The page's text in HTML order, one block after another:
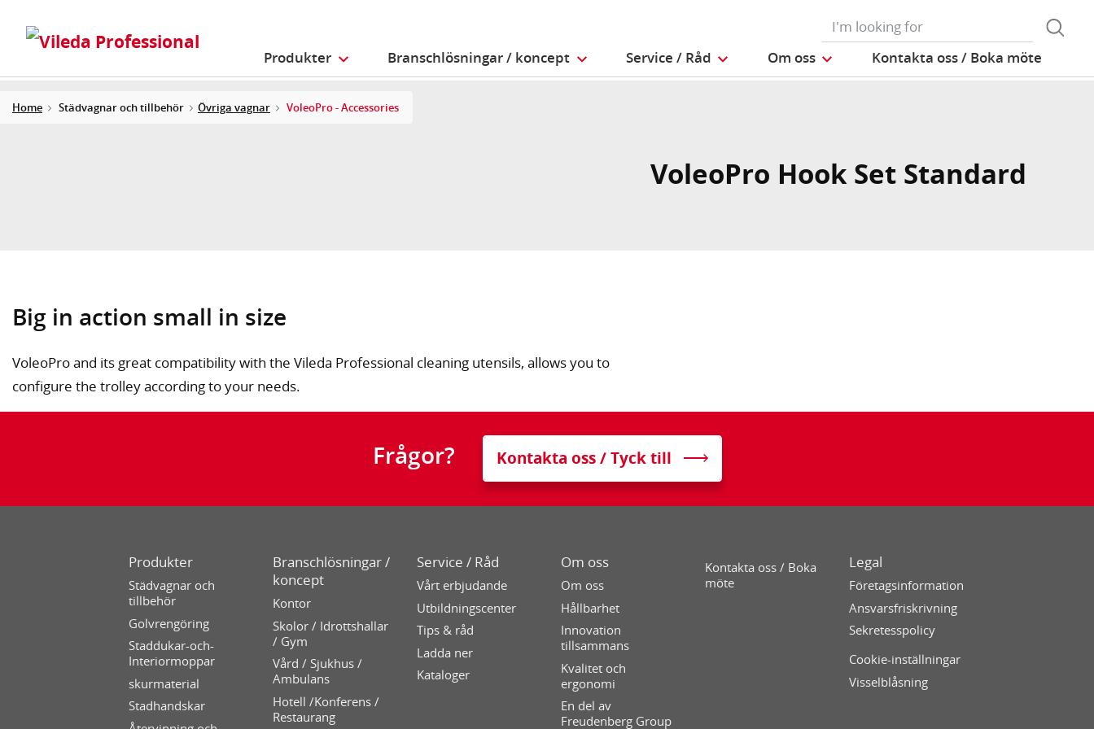
Produkter Branschlösningar / koncept Service / Råd Om oss Kontakta oss / Boka möte
Home Städvagnar och tillbehör Övriga vagnar VoleoPro - Accessories
VoleoPro Hook Set Standard
Big in action small in size
VoleoPro and its great compatibility with the Vileda Professional cleaning utensils, allows you to
configure the trolley according to your needs.
Frågor? Kontakta oss / Tyck till
Produkter
Städvagnar och
tillbehör
Golvrengöring
Staddukar-och-
Interiormoppar
skurmaterial
Stadhandskar
Branschlösningar /
koncept
Kontor
Skolor / Idrottshallar
/ Gym
Vård / Sjukhus /
Ambulans
Hotell /Konferens /
Restaurang
Service / Råd
Vårt erbjudande
Utbildningscenter
Tips & råd
Ladda ner
Kataloger
Om oss
Om oss
Hållbarhet
Innovation
tillsammans
Kvalitet och
ergonomi
En del av
Freudenberg Group
Kontakta oss / Boka
möte
Legal
Företagsinformation
Ansvarsfriskrivning
Sekretesspolicy
Cookie-inställningar
Visselblåsning